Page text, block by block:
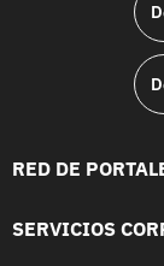
RED DE
SERVICIOS